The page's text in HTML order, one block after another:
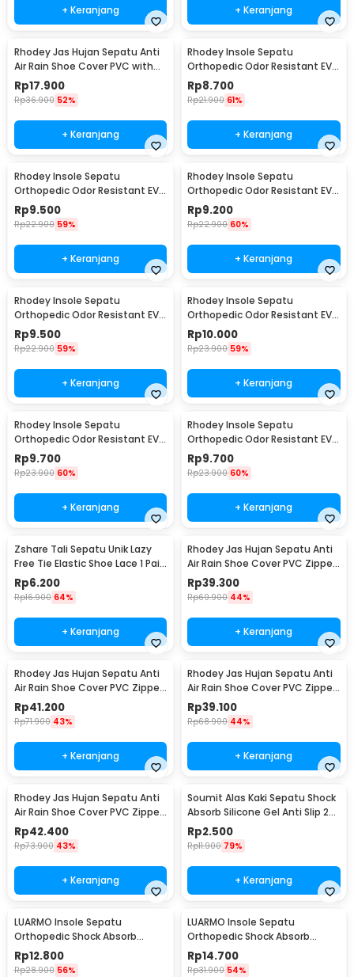
+ Keranjang + Keranjang
Rhodey Jas Hujan Sepatu Anti
Air Rain Shoe Cover PVC with
Zipper XL - F-300
Rp17.900
Rp36.900 52%
+ Keranjang
Rhodey Insole Sepatu
Orthopedic Odor Resistant EVA
Foam 35 - Y3Y27
Rp8.700
Rp21.900 61%
+ Keranjang
Rhodey Insole Sepatu
Orthopedic Odor Resistant EVA
Foam 37 - Y3Y27
Rp9.500
Rp22.900 59%
+ Keranjang
Rhodey Insole Sepatu
Orthopedic Odor Resistant EVA
Foam 38 - Y3Y27
Rp9.200
Rp22.900 60%
+ Keranjang
Rhodey Insole Sepatu
Orthopedic Odor Resistant EVA
Foam 39 - Y3Y27
Rp9.500
Rp22.900 59%
+ Keranjang
Rhodey Insole Sepatu
Orthopedic Odor Resistant EVA
Foam 40 - Y3Y27
Rp10.000
Rp23.900 59%
+ Keranjang
Rhodey Insole Sepatu
Orthopedic Odor Resistant EVA
Foam 41 - Y3Y27
Rp9.700
Rp23.900 60%
+ Keranjang
Rhodey Insole Sepatu
Orthopedic Odor Resistant EVA
Foam 42 - Y3Y27
Rp9.700
Rp23.900 60%
+ Keranjang
Zshare Tali Sepatu Unik Lazy
Free Tie Elastic Shoe Lace 1 Pair
- T10
Rp6.200
Rp16.900 64%
+ Keranjang
Rhodey Jas Hujan Sepatu Anti
Air Rain Shoe Cover PVC Zipper
Reflector XL - H-212
Rp39.300
Rp69.900 44%
+ Keranjang
Rhodey Jas Hujan Sepatu Anti
Air Rain Shoe Cover PVC Zipper
Reflector S - H-212
Rp41.200
Rp71.900 43%
+ Keranjang
Rhodey Jas Hujan Sepatu Anti
Air Rain Shoe Cover PVC Zipper
Reflector M - H-212
Rp39.100
Rp68.900 44%
+ Keranjang
Rhodey Jas Hujan Sepatu Anti
Air Rain Shoe Cover PVC Zipper
Reflector L - H-212
Rp42.400
Rp73.900 43%
+ Keranjang
Soumit Alas Kaki Sepatu Shock
Absorb Silicone Gel Anti Slip 2
PCS - MJ003
Rp2.500
Rp11.900 79%
+ Keranjang
LUARMO Insole Sepatu
Orthopedic Shock Absorb
Cushioned EVA Foam M - L3
Rp12.800
Rp28.900 56%
LUARMO Insole Sepatu
Orthopedic Shock Absorb
Cushioned EVA Foam L - L3
Rp14.700
Rp31.900 54%